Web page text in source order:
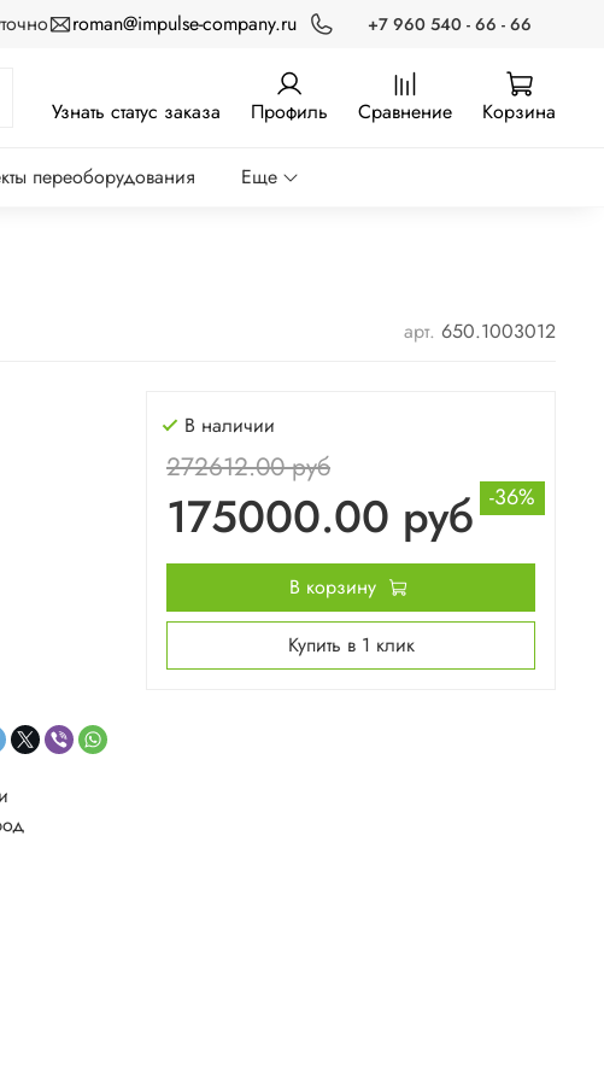
roman@impulse-company.ru +7 960 540 - 66 - 66
Узнать статус заказа Профиль Сравнение Корзина
переоборудования
Еще
арт. 650.1003012
В наличии
272612.00 руб
175000.00 руб -36%
В корзину
Купить в 1 клик